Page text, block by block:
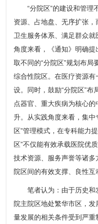
“分院区”的建设和管理
资源、占地盘、无序扩张
卫生服务体系、满足群众
角度来看，《通知》明确
取不同的“分院区”规划布
综合性院区。在医疗资源
设。同时，鼓励“分院区”
点器官、重大疾病为核心
升。从实践角度来看，集中
区”管理模式，在专科能力
区”不仅能有效承载医院优
技术资源、服务声誉等诸多
院区间的有效支撑、良性互
笔者认为：由于历史和
院主院区地处繁华市区，
量发展的相关条件受到严